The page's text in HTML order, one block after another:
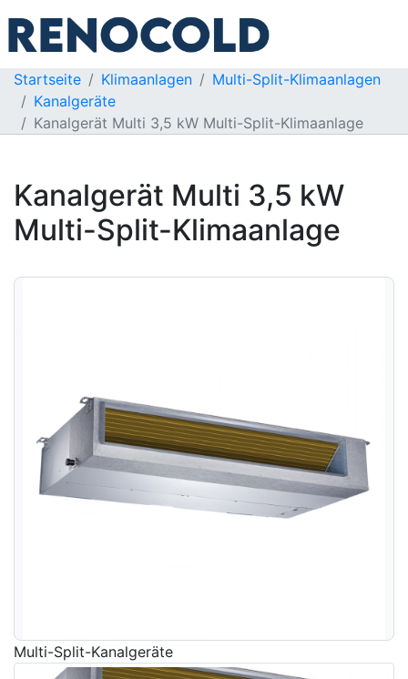
Startseite Klimaanlagen
Multi-Split-Klimaanlagen
Kanalgeräte
Kanalgerät Multi 3,5 kW Multi-Split-Klimaanlage
Kanalgerät Multi 3,5 kW
Multi-Split-Klimaanlage
Multi-Split-Kanalgeräte